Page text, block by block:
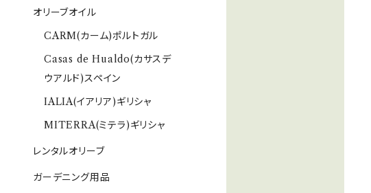
オリーブオイル
CARM(カーム)ポルトガル
Casas de Hualdo(カサスデ
ウアルド)スペイン
IALIA(イアリア)ギリシャ
MITERRA(ミテラ)ギリシャ
レンタルオリーブ
ガーデニング用品